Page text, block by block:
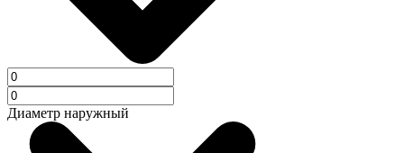
Диаметр наружный